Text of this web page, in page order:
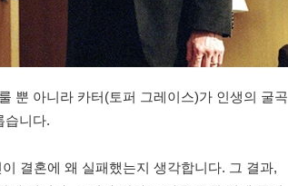
뿐 아니라 카터(토퍼 그레이스)가 인생의 굴곡
습니다.
결혼에 왜 실패했는지 생각합니다. 그 결과,